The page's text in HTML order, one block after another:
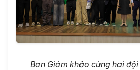
Ban Giám khảo cùng hai